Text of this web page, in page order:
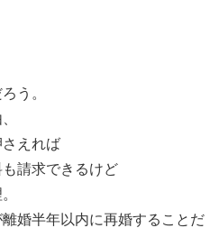
う。
えれば
請求できるけど
婚半年以内に再婚することだ